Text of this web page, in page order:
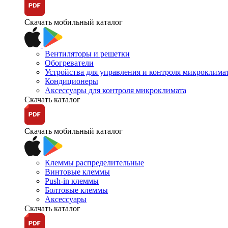
Скачать мобильный каталог
Вентиляторы и решетки
Обогреватели
Устройства для управления и контроля
Кондиционеры
Аксессуары для контроля микроклимата
Скачать каталог
Скачать мобильный каталог
Клеммы распределительные
Винтовые клеммы
Push-in клеммы
Болтовые клеммы
Аксессуары
Скачать каталог